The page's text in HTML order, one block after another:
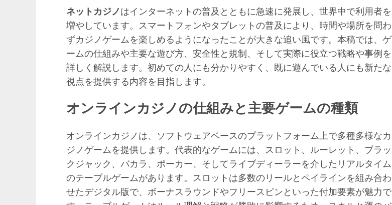
ネットカジノはインターネットの普及とともに急速に発展し、世界中で利用者を
増やしています。スマートフォンやタブレットの普及により、時間や場所を問わ
ずカジノゲームを楽しめるようになったことが大きな追い風です。本稿では、ゲ
ームの仕組みや主要な遊び方、安全性と規制、そして実際に役立つ戦略や事例を
詳しく解説します。初めての人にも分かりやすく、既に遊んでいる人にも新たな
視点を提供する内容を目指します。
オンラインカジノの仕組みと主要ゲームの種類
オンラインカジノは、ソフトウェアベースのプラットフォーム上で多種多様なカ
ジノゲームを提供します。代表的なゲームには、スロット、ルーレット、ブラッ
クジャック、バカラ、ポーカー、そしてライブディーラーを介したリアルタイム
のテーブルゲームがあります。スロットは多数のリールとペイラインを組み合わ
せたデジタル版で、ボーナスラウンドやフリースピンといった付加要素が魅力で